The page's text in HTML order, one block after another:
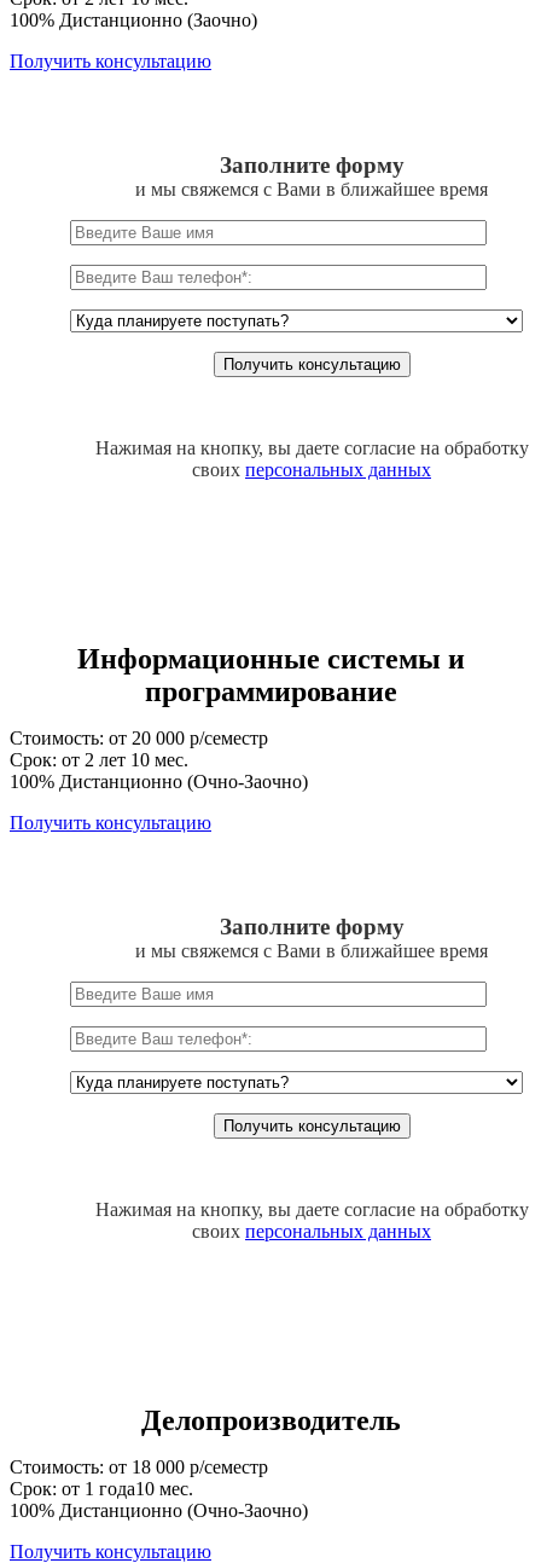
100% Дистанционно (Заочно)
Получить консультацию
Заполните форму
и мы свяжемся с Вами в ближайшее время
Нажимая на кнопку, вы даете согласие на обработку
своих персональных данных
Информационные системы и
программирование
Стоимость: от 20 000 р/семестр
Срок: от 2 лет 10 мес.
100% Дистанционно (Очно-Заочно)
Получить консультацию
Заполните форму
и мы свяжемся с Вами в ближайшее время
Нажимая на кнопку, вы даете согласие на обработку
своих персональных данных
Делопроизводитель
Стоимость: от 18 000 р/семестр
Срок: от 1 года10 мес.
100% Дистанционно (Очно-Заочно)
Получить консультацию